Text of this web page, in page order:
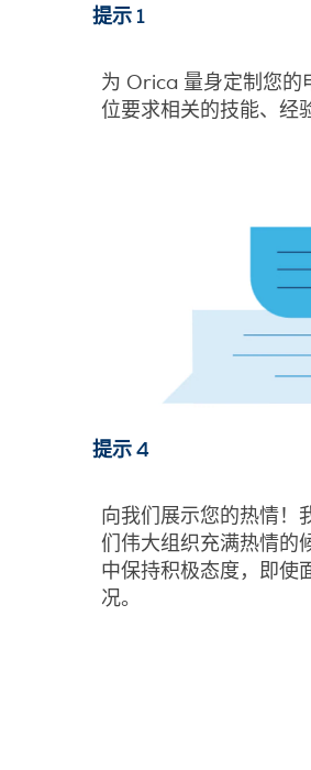
提示 1
为 Orica 量身定制您的
位要求相关的技能、经
提示 4
向我们展示您的热情！
们伟大组织充满热情的
中保持积极态度，即使
况。